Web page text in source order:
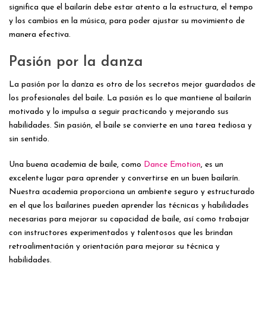
significa que el bailarín debe estar atento a la estructura, el tempo
y los cambios en la música, para poder ajustar su movimiento de
manera efectiva.
Pasión por la danza
La pasión por la danza es otro de los secretos mejor guardados de
los profesionales del baile. La pasión es lo que mantiene al bailarín
motivado y lo impulsa a seguir practicando y mejorando sus
habilidades. Sin pasión, el baile se convierte en una tarea tediosa y
sin sentido.
Una buena academia de baile, como Dance Emotion, es un
excelente lugar para aprender y convertirse en un buen bailarín.
Nuestra academia proporciona un ambiente seguro y estructurado
en el que los bailarines pueden aprender las técnicas y habilidades
necesarias para mejorar su capacidad de baile, así como trabajar
con instructores experimentados y talentosos que les brindan
retroalimentación y orientación para mejorar su técnica y
habilidades.